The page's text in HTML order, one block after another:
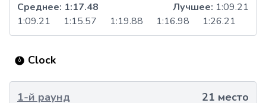
1:09.21 1:15.57 1:19.88 1:16.98 1:26.21
Среднее: 1:17.48 Лучшее: 1:09.21
Clock
1-й раунд 21 место